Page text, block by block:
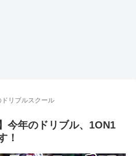
ドリブルスクール
今年のドリブル、1ON1
！